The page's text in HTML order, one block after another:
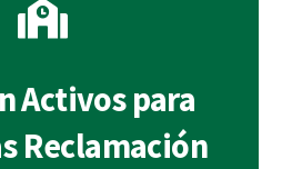
Activos para
Reclamación